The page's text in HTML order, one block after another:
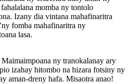
momba ny tontolo
Izany dia vintana mahafinaritra
fomba mahafinaritra ny
lasa.
Maimaimpoana ny tranokalanay ary
izahay hitombo na hizara fotsiny ny
aman-dreny hafa. Misaotra anao!